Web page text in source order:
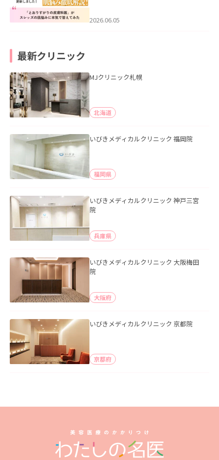
2026.06.05
最新クリニック
MJクリニック札幌
北海道
いびきメディカルクリニック 福岡院
福岡県
いびきメディカルクリニック 神戸三宮
院
兵庫県
いびきメディカルクリニック 大阪梅田
院
大阪府
いびきメディカルクリニック 京都院
京都府